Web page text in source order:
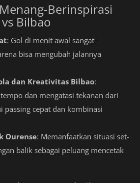
Berinspirasi
Bilbao
: Gol di menit awal sangat
bisa mengubah jalannya
dan Kreativitas Bilbao:
dan mengatasi tekanan dari
passing cepat dan kombinasi
Ourense: Memanfaatkan situasi set-
balik sebagai peluang mencetak